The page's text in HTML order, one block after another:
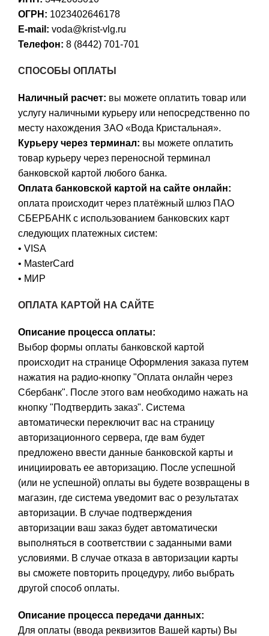
ОГРН: 1023402646178
E-mail: voda@krist-vlg.ru
Телефон: 8 (8442) 701-701
СПОСОБЫ ОПЛАТЫ
Наличный расчет: вы можете оплатить товар или
услугу наличными курьеру или непосредственно по
месту нахождения ЗАО «Вода Кристальная».
Курьеру через терминал: вы можете оплатить
товар курьеру через переносной терминал
банковской картой любого банка.
Оплата банковской картой на сайте онлайн:
оплата происходит через платёжный шлюз ПАО
СБЕРБАНК с использованием банковских карт
следующих платежных систем:
• VISA
• MasterCard
• МИР
ОПЛАТА КАРТОЙ НА САЙТЕ
Описание процесса оплаты:
Выбор формы оплаты банковской картой
происходит на странице Оформления заказа путем
нажатия на радио-кнопку "Оплата онлайн через
Сбербанк". После этого вам необходимо нажать на
кнопку "Подтвердить заказ". Система
автоматически переключит вас на страницу
авторизационного сервера, где вам будет
предложено ввести данные банковской карты и
инициировать ее авторизацию. После успешной
(или не успешной) оплаты вы будете возвращены в
магазин, где система уведомит вас о результатах
авторизации. В случае подтверждения
авторизации ваш заказ будет автоматически
выполняться в соответствии с заданными вами
условиями. В случае отказа в авторизации карты
вы сможете повторить процедуру, либо выбрать
другой способ оплаты.
Описание процесса передачи данных:
Для оплаты (ввода реквизитов Вашей карты) Вы